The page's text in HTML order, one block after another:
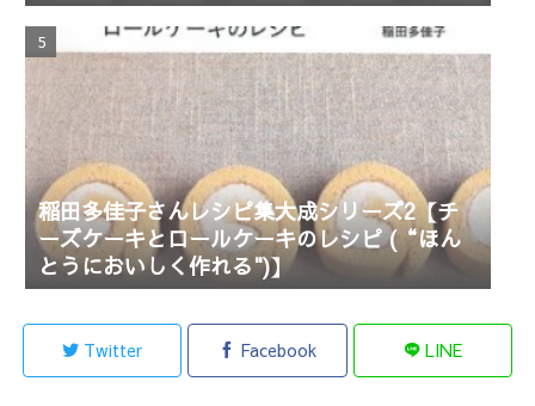
稲田多佳子さんレシピ集大成シリーズ2【チ
ーズケーキとロールケーキのレシピ (“ほん
とうにおいしく作れる")】
Twitter Facebook LINE